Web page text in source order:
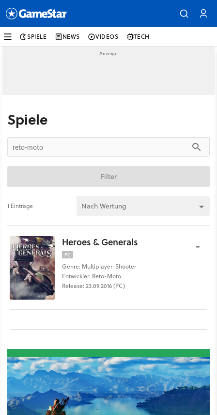
SPIELE NEWS VIDEOS TECH
Spiele
Filter
1 Einträge
Heroes & Generals
PC
Genre: Multiplayer-Shooter
Entwickler: Reto-Moto
Release: 23.09.2016 (PC)
-